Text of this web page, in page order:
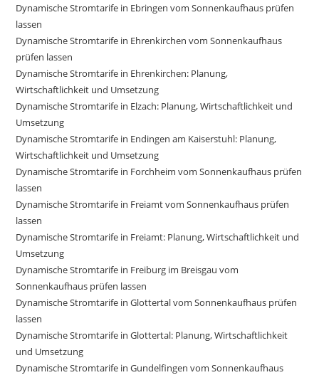
Dynamische Stromtarife in Ebringen vom Sonnenkaufhaus prüfen
lassen
Dynamische Stromtarife in Ehrenkirchen vom Sonnenkaufhaus
prüfen lassen
Dynamische Stromtarife in Ehrenkirchen: Planung,
Wirtschaftlichkeit und Umsetzung
Dynamische Stromtarife in Elzach: Planung, Wirtschaftlichkeit und
Umsetzung
Dynamische Stromtarife in Endingen am Kaiserstuhl: Planung,
Wirtschaftlichkeit und Umsetzung
Dynamische Stromtarife in Forchheim vom Sonnenkaufhaus prüfen
lassen
Dynamische Stromtarife in Freiamt vom Sonnenkaufhaus prüfen
lassen
Dynamische Stromtarife in Freiamt: Planung, Wirtschaftlichkeit und
Umsetzung
Dynamische Stromtarife in Freiburg im Breisgau vom
Sonnenkaufhaus prüfen lassen
Dynamische Stromtarife in Glottertal vom Sonnenkaufhaus prüfen
lassen
Dynamische Stromtarife in Glottertal: Planung, Wirtschaftlichkeit
und Umsetzung
Dynamische Stromtarife in Gundelfingen vom Sonnenkaufhaus